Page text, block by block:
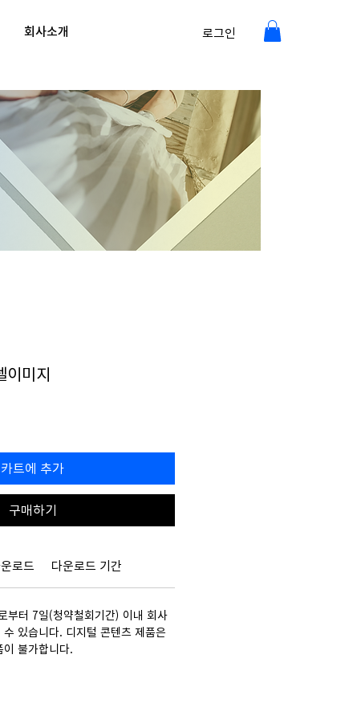
회사소개 로그인
이미지
카트에 추가
구매하기
로드 다운로드 기간
부터 7일(청약철회기간) 이내 회사
있습니다. 디지털 콘텐츠 제품은
이 불가합니다.